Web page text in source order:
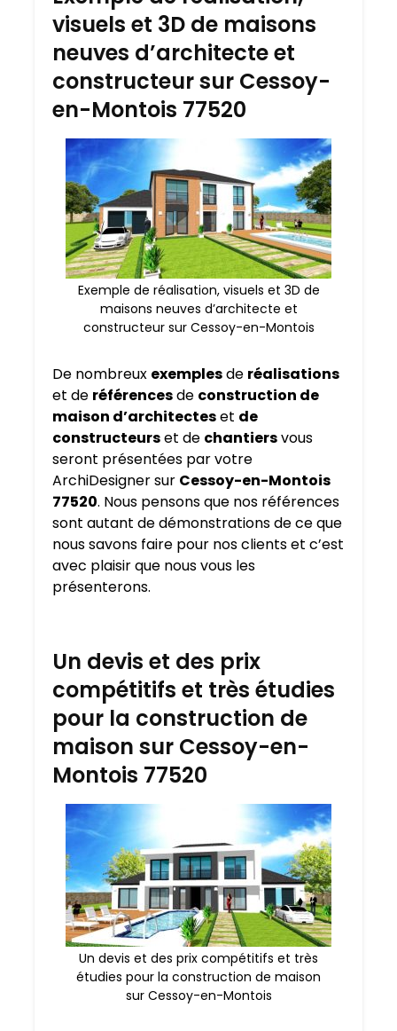
visuels et 3D de maisons
neuves d’architecte et
constructeur sur Cessoy-
en-Montois 77520
Exemple de réalisation, visuels et 3D de
maisons neuves d’architecte et
constructeur sur Cessoy-en-Montois
De nombreux exemplesde réalisations
et de référencesde construction de
maison d’architecteset de
constructeurset de chantiersvous
seront présentées par votre
ArchiDesigner sur Cessoy-en-Montois
77520. Nous pensons que nos références
sont autant de démonstrations de ce que
nous savons faire pour nos clients et c’est
avec plaisir que nous vous les
présenterons.
Un devis et des prix
compétitifs et très étudies
pour la construction de
maison sur Cessoy-en-
Montois 77520
Un devis et des prix compétitifs et très
étudies pour la construction de maison
sur Cessoy-en-Montois